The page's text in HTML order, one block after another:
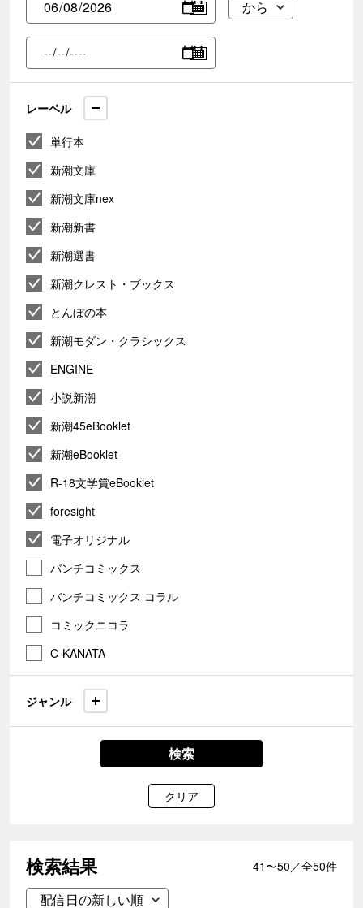
レーベル
単行本
新潮文庫
新潮文庫nex
新潮新書
新潮選書
新潮クレスト・ブックス
とんぼの本
新潮モダン・クラシックス
ENGINE
小説新潮
新潮45eBooklet
新潮eBooklet
R-18文学賞eBooklet
foresight
電子オリジナル
バンチコミックス
バンチコミックス コラル
コミックニコラ
C-KANATA
ジャンル
検索
クリア
検索結果 41〜50／全50件